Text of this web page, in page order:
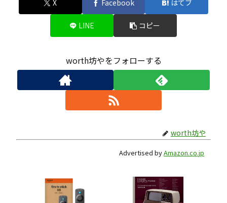
X Facebook はてブ
LINE コピー
worth坊やをフォローする
worth坊や
Advertised byAmazon.co.jp